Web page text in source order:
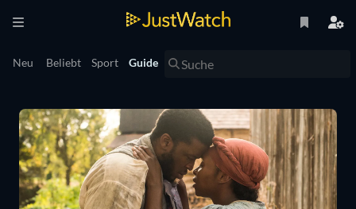
Neu Beliebt Sport Guide